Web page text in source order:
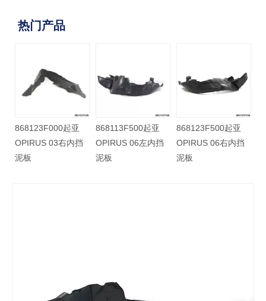
热门产品
86812H2500起亚
NEW K2 17右前挡
泥板
868123F000起亚
OPIRUS 03右内挡
泥板
868113F500起亚
OPIRUS 06左内挡
泥板